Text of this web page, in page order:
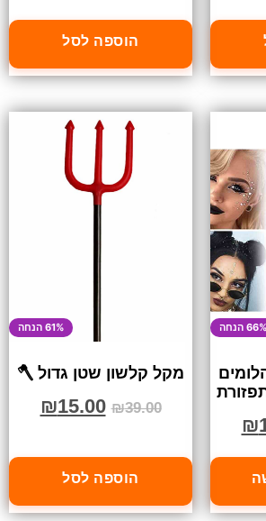
הוספה לסל
66% הנחה
₪
61% הנחה
מקל קלשון שטן גדול 🪓
₪39.00
₪15.00
הוספה לסל